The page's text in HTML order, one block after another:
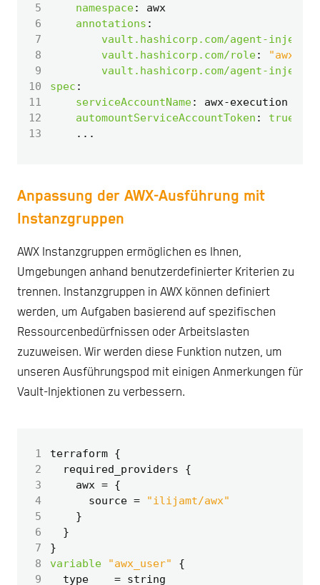
5
namespace:
awx
6
annotations :
7
vault.hashicorp.com/agent-inject
8
vault.hashicorp.com/role:
"awx"
9
vault.hashicorp.com/agent-inject-
10
spec :
11
serviceAccountName:
awx-execution
12
automountServiceAccountToken :
true
13
...
Anpassung der AWX-Ausführung mit
Instanzgruppen
AWX Instanzgruppen ermöglichen es Ihnen,
Umgebungen anhand benutzerdefinierter Kriterien zu
trennen. Instanzgruppen in AWX können definiert
werden, um Aufgaben basierend auf spezifischen
Ressourcenbedürfnissen oder Arbeitslasten
zuzuweisen. Wir werden diese Funktion nutzen, um
unseren Ausführungspod mit einigen Anmerkungen für
Vault-Injektionen zu verbessern.
1 terraform {
2
required_providers
{
3
awx = {
4
source =
"ilijamt/awx"
5
}
6
}
7
}
8
variable "awx_user"
{
9
type = string